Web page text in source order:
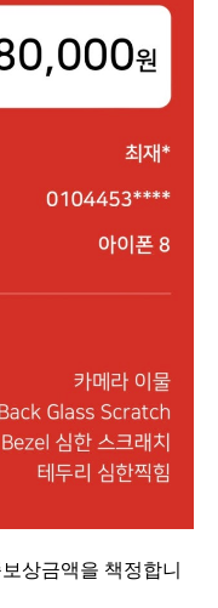
상금액을 책정합니